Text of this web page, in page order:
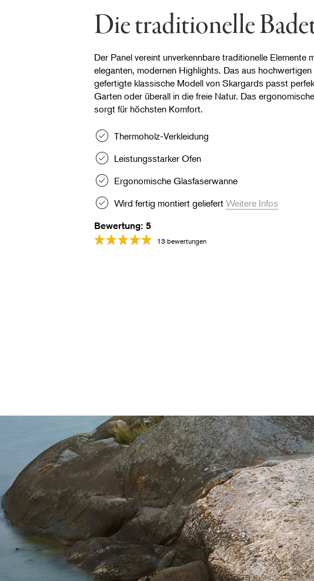
Die traditionelle
Der Panel vereint unverkennbare traditionelle Elemente
eleganten, modernen Highlights. Das aus hochwertigen
gefertigte klassische Modell von Skargards passt
Garten oder überall in die freie Natur. Das
sorgt für höchsten Komfort.
Thermoholz-Verkleidung
Leistungsstarker Ofen
Ergonomische Glasfaserwanne
Wird fertig montiert geliefert Weitere Infos
Bewertung: 5
13 bewertungen